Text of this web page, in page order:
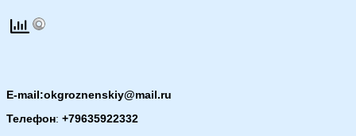
E-mail:okgroznenskiy@mail.ru
Телефон: +79635922332